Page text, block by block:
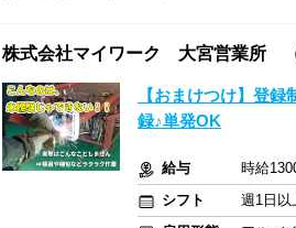
株式会社マイワーク 大宮営業所
【おまけつけ】登
録♪単発OK
給与
時給
シフト
週1日以